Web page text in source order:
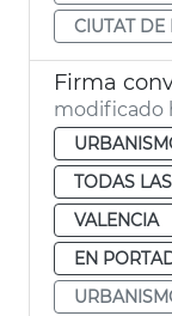
CIUTAT DE
modificado
TODAS
VALENCIA
EN